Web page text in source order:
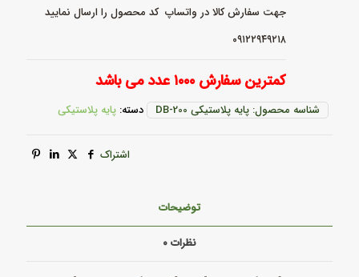
جهت سفارش کالا در واتساپ کد محصول را ارسال نمایید
۰۹۱۲۲۹۴۹۲۱۸
کمترین سفارش ۱۰۰۰ عدد می باشد
شناسه محصول: پایه پلاستیکی DB-200 دسته: پایه پلاستیکی
اشتراک
توضیحات
نظرات۰